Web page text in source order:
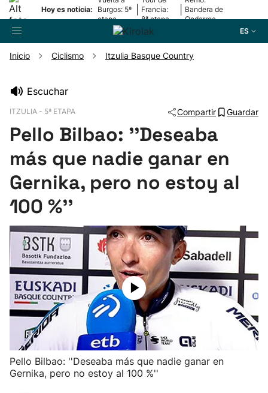
Hoy es noticia:
Burgos: 5ª
etapa
Francia:
8ª etapa
Bandera de
Ondarroa
ES
Pelota
Remo
Ciclismo
Herri-kirolak
Balonmano
Kirolak 360
Inicio Ciclismo Itzulia Basque Country
Escuchar
ITZULIA - 5ª ETAPA Compartir Guardar
Pello Bilbao: ''Deseaba
más que nadie ganar en
Gernika, pero no estoy al
100 %''
Pello Bilbao: ''Deseaba más que nadie ganar en
Gernika, pero no estoy al 100 %''